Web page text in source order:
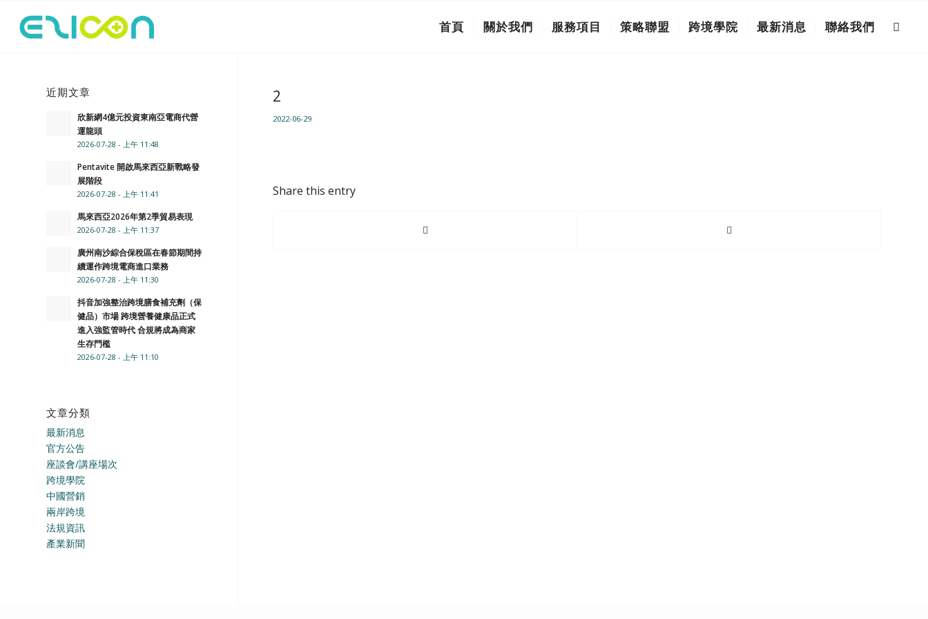
首頁 關於我們 服務項目 策略聯盟 跨境學院 最新消息 聯絡我們
2
2022-06-29
Share this entry
近期文章
欣新網4億元投資東南亞電商代營
運龍頭
2026-07-28 - 上午 11:48
Pentavite 開啟馬來西亞新戰略發
展階段
2026-07-28 - 上午 11:41
馬來西亞2026年第2季貿易表現
2026-07-28 - 上午 11:37
廣州南沙綜合保稅區在春節期間持
續運作跨境電商進口業務
2026-07-28 - 上午 11:30
抖音加強整治跨境膳食補充劑（保
健品）市場 跨境營養健康品正式
進入強監管時代 合規將成為商家
生存門檻
2026-07-28 - 上午 11:10
文章分類
最新消息
官方公告
座談會/講座場次
跨境學院
中國營銷
兩岸跨境
法規資訊
產業新聞